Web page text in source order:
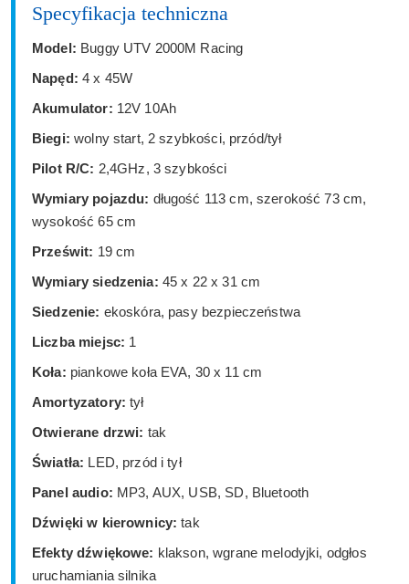
Specyfikacja techniczna
Model: Buggy UTV 2000M Racing
Napęd: 4 x 45W
Akumulator: 12V 10Ah
Biegi: wolny start, 2 szybkości, przód/tył
Pilot R/C: 2,4GHz, 3 szybkości
Wymiary pojazdu: długość 113 cm, szerokość 73 cm,
wysokość 65 cm
Prześwit: 19 cm
Wymiary siedzenia: 45 x 22 x 31 cm
Siedzenie: ekoskóra, pasy bezpieczeństwa
Liczba miejsc: 1
Koła: piankowe koła EVA, 30 x 11 cm
Amortyzatory: tył
Otwierane drzwi: tak
Światła: LED, przód i tył
Panel audio: MP3, AUX, USB, SD, Bluetooth
Dźwięki w kierownicy: tak
Efekty dźwiękowe: klakson, wgrane melodyjki, odgłos
uruchamiania silnika